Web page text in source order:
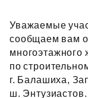
Уважаемые
сообщаем вам о
многоэтажного
по
г. Балашиха,
ш.